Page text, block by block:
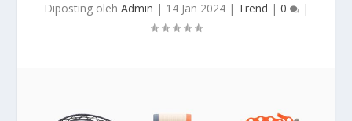
Diposting oleh Admin | 14 Jan 2024| Trend | 0 |